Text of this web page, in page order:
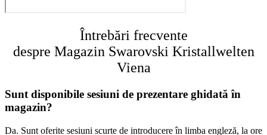
Întrebări frecvente
despre Magazin Swarovski Kristallwelten
Viena
Sunt disponibile sesiuni de prezentare ghidată în
magazin?
Da. Sunt oferite sesiuni scurte de introducere în limba engleză, la ore